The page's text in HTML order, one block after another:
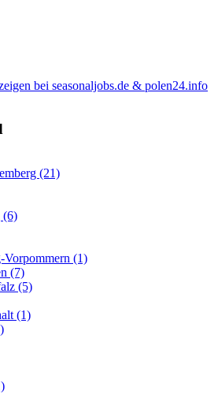
(21)
(6)
Vorpommern (1)
(7)
(5)
(1)